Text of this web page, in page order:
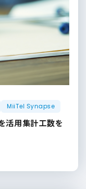
MiiTel Synapse
活用集計工数を